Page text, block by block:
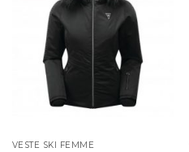
VESTE SKI FEMME